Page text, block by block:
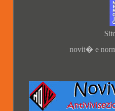
novit� e